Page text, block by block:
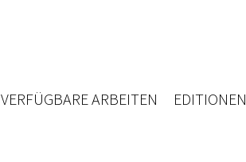
VERFÜGBARE ARBEITEN EDITIONEN